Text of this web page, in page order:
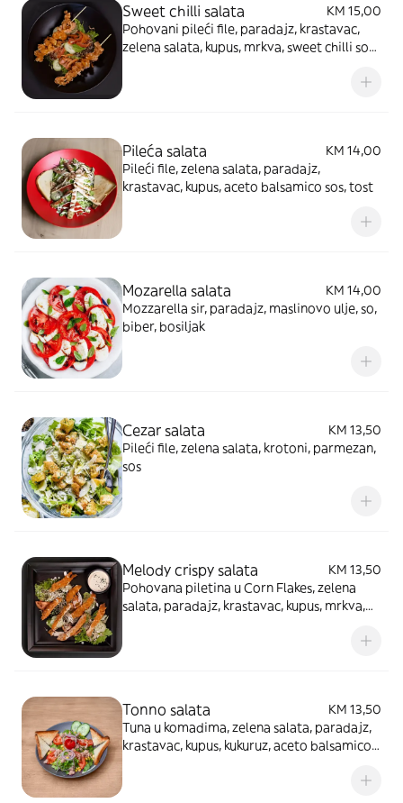
Sweet chilli salata
KM 15,00
Pohovani pileći file, paradajz, krastavac,
zelena salata, kupus, mrkva, sweet chilli sos,
Pileća salata
KM 14,00
Pileći file, zelena salata, paradajz,
krastavac, kupus, aceto balsamico sos, tost
Mozarella salata
KM 14,00
Mozzarella sir, paradajz, maslinovo ulje, so,
biber, bosiljak
Cezar salata
KM 13,50
Pileći file, zelena salata, krotoni, parmezan,
sos
Melody crispy salata
KM 13,50
Pohovana piletina u Corn Flakes, zelena
salata, paradajz, krastavac, kupus, mrkva,
Tonno salata
KM 13,50
Tuna u komadima, zelena salata, paradajz,
krastavac, kupus, kukuruz, aceto balsamico